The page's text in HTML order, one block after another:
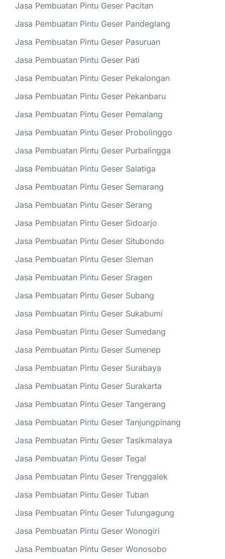
Jasa Pembuatan Pintu Geser Pacitan
Jasa Pembuatan Pintu Geser Pandeglang
Jasa Pembuatan Pintu Geser Pasuruan
Jasa Pembuatan Pintu Geser Pati
Jasa Pembuatan Pintu Geser Pekalongan
Jasa Pembuatan Pintu Geser Pekanbaru
Jasa Pembuatan Pintu Geser Pemalang
Jasa Pembuatan Pintu Geser Probolinggo
Jasa Pembuatan Pintu Geser Purbalingga
Jasa Pembuatan Pintu Geser Salatiga
Jasa Pembuatan Pintu Geser Semarang
Jasa Pembuatan Pintu Geser Serang
Jasa Pembuatan Pintu Geser Sidoarjo
Jasa Pembuatan Pintu Geser Situbondo
Jasa Pembuatan Pintu Geser Sleman
Jasa Pembuatan Pintu Geser Sragen
Jasa Pembuatan Pintu Geser Subang
Jasa Pembuatan Pintu Geser Sukabumi
Jasa Pembuatan Pintu Geser Sumedang
Jasa Pembuatan Pintu Geser Sumenep
Jasa Pembuatan Pintu Geser Surabaya
Jasa Pembuatan Pintu Geser Surakarta
Jasa Pembuatan Pintu Geser Tangerang
Jasa Pembuatan Pintu Geser Tanjungpinang
Jasa Pembuatan Pintu Geser Tasikmalaya
Jasa Pembuatan Pintu Geser Tegal
Jasa Pembuatan Pintu Geser Trenggalek
Jasa Pembuatan Pintu Geser Tuban
Jasa Pembuatan Pintu Geser Tulungagung
Jasa Pembuatan Pintu Geser Wonogiri
Jasa Pembuatan Pintu Geser Wonosobo